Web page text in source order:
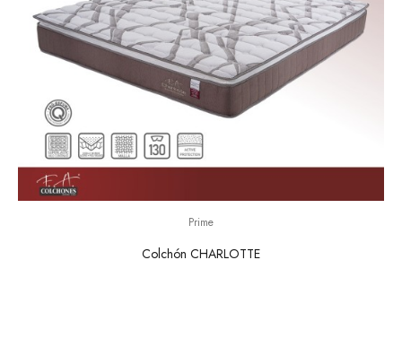
Prime
Colchón CHARLOTTE